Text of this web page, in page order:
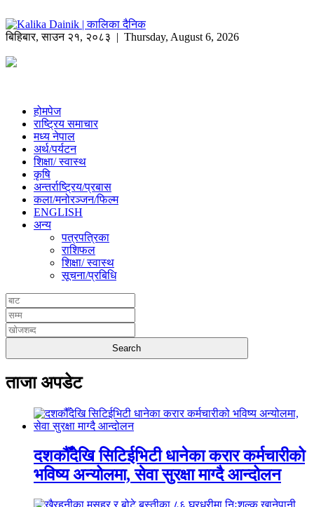
बिहिबार,साउन २१, २०८३ | Thursday, August 6, 2026
होमपेज
राष्ट्रिय समाचार
मध्य नेपाल
अर्थ/पर्यटन
शिक्षा/ स्वास्थ
कृषि
अन्तर्राष्ट्रिय/प्रबास
कला/मनोरञ्जन/फिल्म
ENGLISH
अन्य
पत्रपत्रिका
राशिफल
शिक्षा/ स्वास्थ
सूचना/प्रबिधि
ताजा अपडेट
दशकौँदेखि सिटिईभिटी धानेका करार कर्मचारीको
भविष्य अन्योलमा, सेवा सुरक्षा माग्दै आन्दोलन